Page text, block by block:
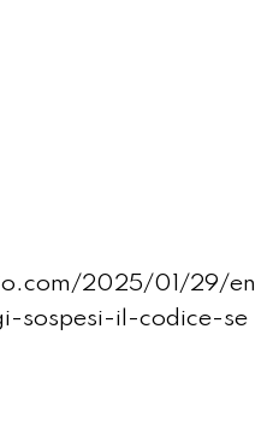
2025/01/29/en
sospesi-il-codice-se